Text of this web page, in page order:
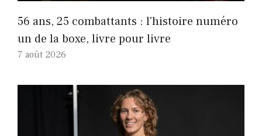
56 ans, 25 combattants : l'histoire numéro
un de la boxe, livre pour livre
7 août 2026